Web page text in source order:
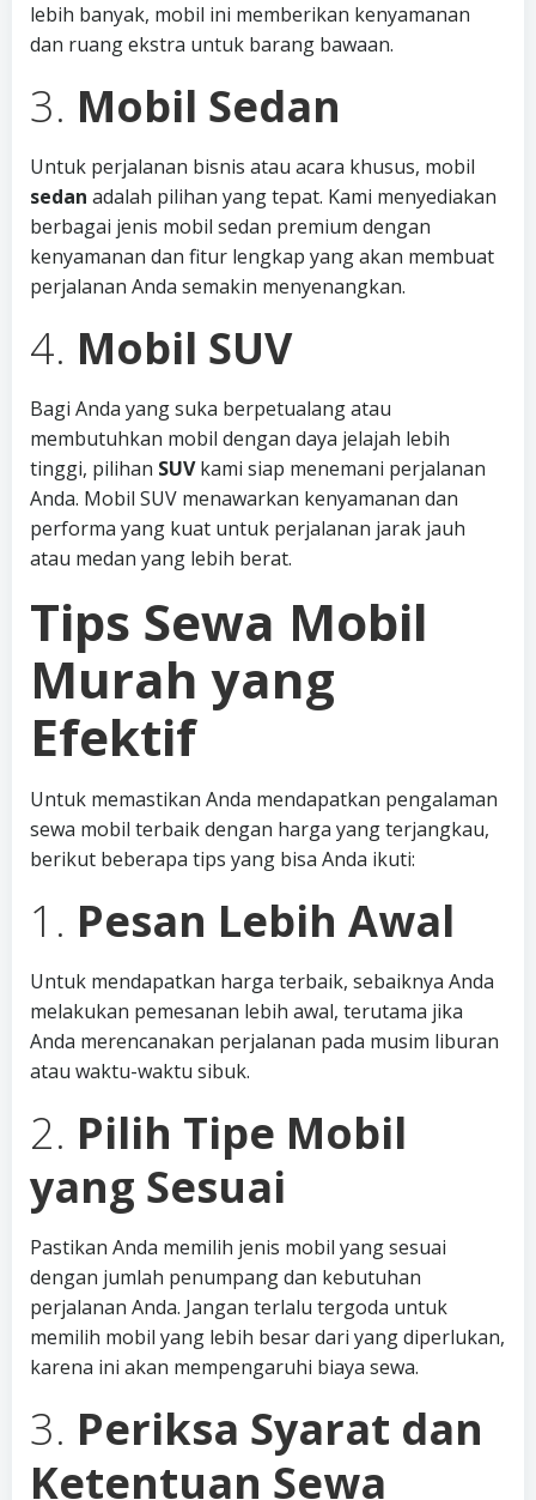
lebih banyak, mobil ini memberikan kenyamanan
dan ruang ekstra untuk barang bawaan.
3. Mobil Sedan
Untuk perjalanan bisnis atau acara khusus, mobil
sedan adalah pilihan yang tepat. Kami menyediakan
berbagai jenis mobil sedan premium dengan
kenyamanan dan fitur lengkap yang akan membuat
perjalanan Anda semakin menyenangkan.
4. Mobil SUV
Bagi Anda yang suka berpetualang atau
membutuhkan mobil dengan daya jelajah lebih
tinggi, pilihan SUVkami siap menemani perjalanan
Anda. Mobil SUV menawarkan kenyamanan dan
performa yang kuat untuk perjalanan jarak jauh
atau medan yang lebih berat.
Tips Sewa Mobil
Murah yang
Efektif
Untuk memastikan Anda mendapatkan pengalaman
sewa mobil terbaik dengan harga yang terjangkau,
berikut beberapa tips yang bisa Anda ikuti:
1. Pesan Lebih Awal
Untuk mendapatkan harga terbaik, sebaiknya Anda
melakukan pemesanan lebih awal, terutama jika
Anda merencanakan perjalanan pada musim liburan
atau waktu-waktu sibuk.
2. Pilih Tipe Mobil
yang Sesuai
Pastikan Anda memilih jenis mobil yang sesuai
dengan jumlah penumpang dan kebutuhan
perjalanan Anda. Jangan terlalu tergoda untuk
memilih mobil yang lebih besar dari yang diperlukan,
karena ini akan mempengaruhi biaya sewa.
3. Periksa Syarat dan
Ketentuan Sewa